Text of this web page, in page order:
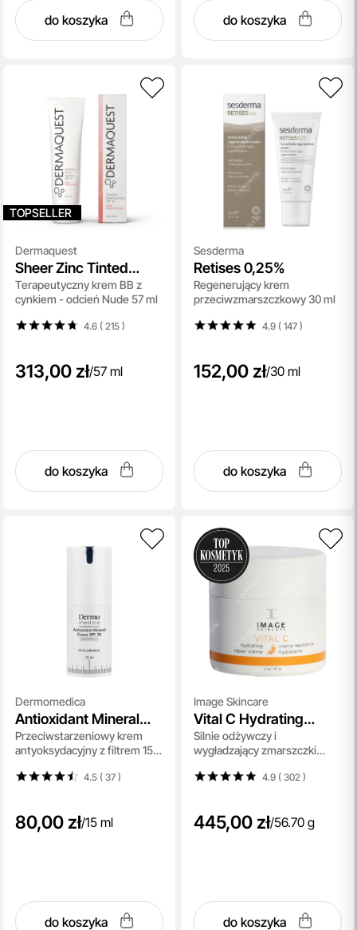
do koszyka do koszyka
TOPSELLER
Dermaquest
Sheer Zinc Tinted
Broad Spectrum SPF
30
Terapeutyczny krem BB z
cynkiem - odcień Nude 57 ml
4.6 ( 215)
313,00 zł/57 ml
do koszyka
Sesderma
Retises 0,25%
Regenerujący krem
przeciwzmarszczkowy 30 ml
4.9 ( 147)
152,00 zł/30 ml
do koszyka
Dermomedica
Antioxidant Mineral
Cream SPF 30
Przeciwstarzeniowy krem
antyoksydacyjny z filtrem 15
4.5 ( 37)
80,00 zł/15 ml
do koszyka
Image Skincare
Vital C Hydrating
Repair Creme
Silnie odżywczy i
wygładzający zmarszczki
4.9 ( 302 )
445,00 zł/56.70 g
do koszyka